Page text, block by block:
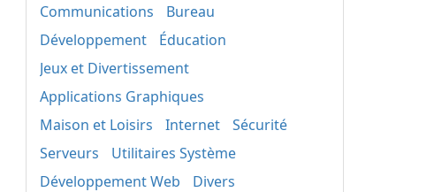
Communications
Bureau
Développement
Éducation
Jeux et Divertissement
Applications Graphiques
Maison et Loisirs
Internet
Sécurité
Serveurs
Utilitaires Système
Développement Web
Divers